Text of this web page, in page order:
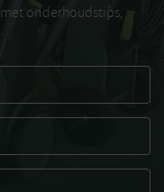
onderhoudstips,